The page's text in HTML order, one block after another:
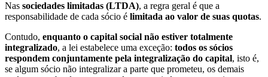
Nas sociedades limitadas (LTDA), a regra geral é que a
responsabilidade de cada sócio é limitada ao valor de suas quotas.
Contudo, enquanto o capital social não estiver totalmente
integralizado, a lei estabelece uma exceção: todos os sócios
respondem conjuntamente pela integralização do capital, isto é,
se algum sócio não integralizar a parte que prometeu, os demais